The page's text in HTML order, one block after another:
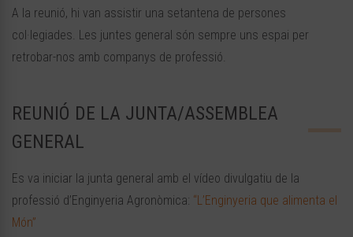
A la reunió, hi van assistir una setantena de persones
col·legiades. Les juntes general són sempre uns espai per
retrobar-nos amb companys de professió.
REUNIÓ DE LA JUNTA/ASSEMBLEA
GENERAL
Es va iniciar la junta general amb el vídeo divulgatiu de la
professió d’Enginyeria Agronòmica: “L’Enginyeria que alimenta el
Món”